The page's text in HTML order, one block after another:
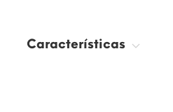
Características